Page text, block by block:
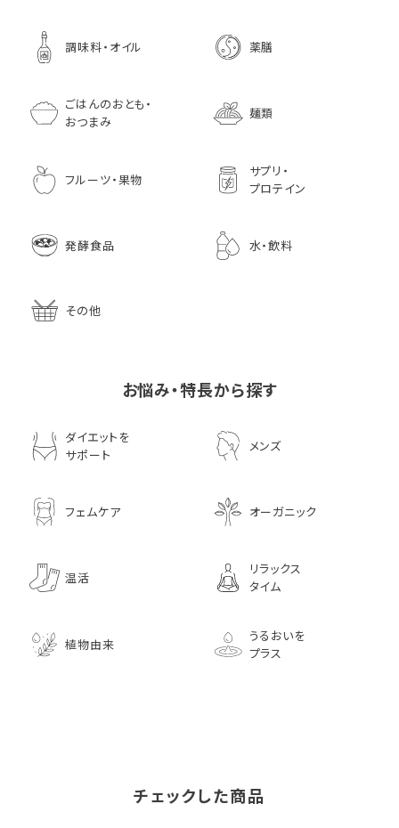
調味料・オイル 薬膳
ごはんのおとも・
おつまみ
麺類
フルーツ・果物
サプリ・
プロテイン
発酵食品 水・飲料
その他
お悩み・特長から探す
ダイエットを
サポート
メンズ
フェムケア オーガニック
温活
リラックス
タイム
植物由来
うるおいを
プラス
チェックした商品